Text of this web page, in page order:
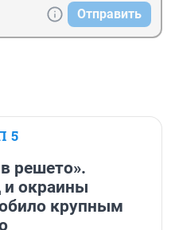
Отправить
5
решето».
и окраины
крупным